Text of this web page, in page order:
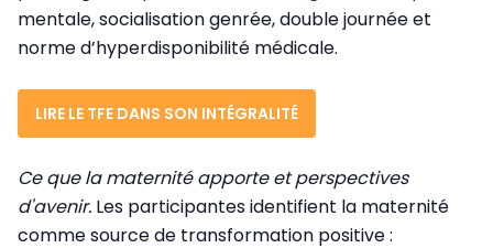
mentale, socialisation genrée, double journée et
norme d’hyperdisponibilité médicale.
LIRE LE TFE DANS SON INTÉGRALITÉ
Ce que la maternité apporte et perspectives
d'avenir. Les participantes identifient la maternité
comme source de transformation positive :